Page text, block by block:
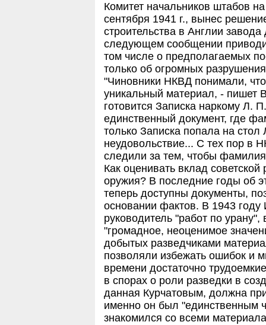
Комитет начальников штабов
сентября 1941 г., вынес
строительства в Англии
следующем сообщении
том числе о предполагаемых
только об огромных
"Чиновники НКВД понимали,
уникальный материал, - пишет
готовится Записка наркому Л.
единственный документ, где
только Записка попала на
неудовольствие... С тех пор в
следили за тем, чтобы фамилия
Как оценивать вклад
оружия? В последние годы об
теперь доступны документы,
основании фактов. В 1943
руководитель "работ по урану",
"громадное, неоценимое
добытых разведчиками
позволяли избежать ошибок и
времени достаточно
в спорах о роли разведки в
данная Курчатовым, должна
именно он был "единственным
знакомился со всеми